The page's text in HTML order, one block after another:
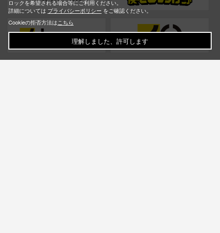
ロックを希望される場合等にご利用ください。
詳細については プライバシーポリシー をご確認ください。
Cookieの拒否方法はこちら
理解しました、許可します